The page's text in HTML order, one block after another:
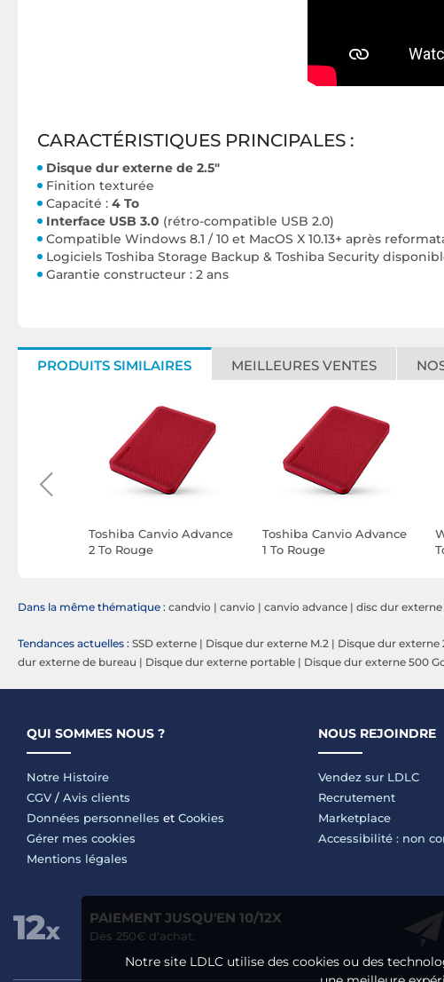
CARACTÉRISTIQUES PRINCIPALES :
Disque dur externe de 2.5"
Finition texturée
Capacité : 4 To
Interface USB 3.0 (rétro-compatible USB 2.0)
Compatible Windows 8.1 / 10 et MacOS X 10.13+ après
Logiciels Toshiba Storage Backup & Toshiba Security
Garantie constructeur : 2 ans
PRODUITS SIMILAIRES MEILLEURES VENTES
Toshiba Canvio Advance
2 To Rouge
Toshiba Canvio Advance
1 To Rouge
Dans la même thématique : candvio | canvio | canvio advance | disc dur externe
Tendances actuelles : SSD externe | Disque dur externe M.2 | Disque dur externe
dur externe de bureau | Disque dur externe portable | Disque dur externe 500
QUI SOMMES NOUS ?
Notre Histoire
CGV / Avis clients
Données personnelles et Cookies
Gérer mes cookies
Mentions légales
NOUS REJOINDRE
Vendez sur LDLC
Recrutement
Marketplace
Accessibilité : non
PAIEMENT JUSQU'EN 10/12X
Dès 250€ d'achat.
Notre site LDLC utilise des cookies ou des